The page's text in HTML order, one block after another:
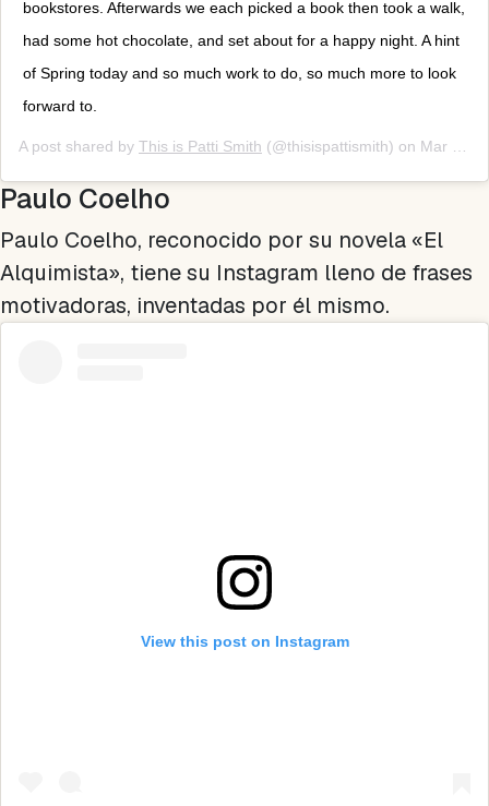
bookstores. Afterwards we each picked a book then took a walk,
had some hot chocolate, and set about for a happy night. A hint
of Spring today and so much work to do, so much more to look
forward to.
A post shared by This is Patti Smith (@thisispattismith) on Mar 11, 2019 at 5:55pm PDT
Paulo Coelho
Paulo Coelho, reconocido por su novela «El
Alquimista», tiene su Instagram lleno de frases
motivadoras, inventadas por él mismo.
View this post on Instagram